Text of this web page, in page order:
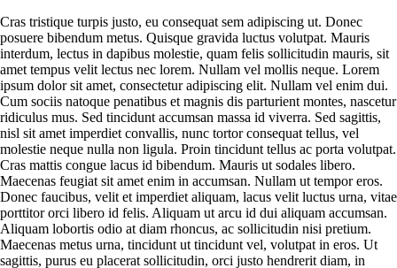
Cras tristique turpis justo, eu consequat sem adipiscing ut. Donec
posuere bibendum metus. Quisque gravida luctus volutpat. Mauris
interdum, lectus in dapibus molestie, quam felis sollicitudin mauris, sit
amet tempus velit lectus nec lorem. Nullam vel mollis neque. Lorem
ipsum dolor sit amet, consectetur adipiscing elit. Nullam vel enim dui.
Cum sociis natoque penatibus et magnis dis parturient montes, nascetur
ridiculus mus. Sed tincidunt accumsan massa id viverra. Sed sagittis,
nisl sit amet imperdiet convallis, nunc tortor consequat tellus, vel
molestie neque nulla non ligula. Proin tincidunt tellus ac porta volutpat.
Cras mattis congue lacus id bibendum. Mauris ut sodales libero.
Maecenas feugiat sit amet enim in accumsan. Nullam ut tempor eros.
Donec faucibus, velit et imperdiet aliquam, lacus velit luctus urna, vitae
porttitor orci libero id felis. Aliquam ut arcu id dui aliquam accumsan.
Aliquam lobortis odio at diam rhoncus, ac sollicitudin nisi pretium.
Maecenas metus urna, tincidunt ut tincidunt vel, volutpat in eros. Ut
sagittis, purus eu placerat sollicitudin, orci justo hendrerit diam, in